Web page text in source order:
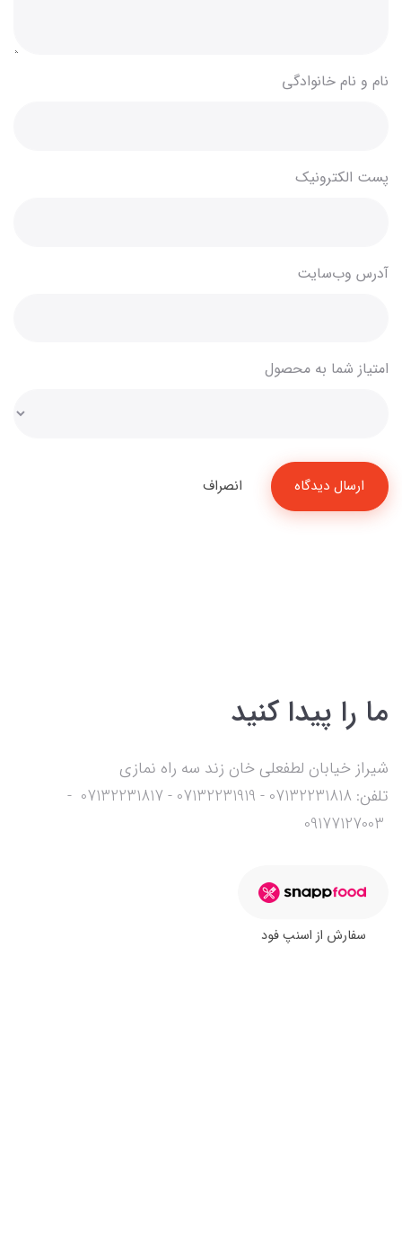
نام و نام خانوادگی
پست الکترونیک
آدرس وب‌سایت
امتیاز شما به محصول
ارسال دیدگاه انصراف
ما را پیدا کنید
شیراز خیابان لطفعلی خان زند سه راه نمازی
تلفن: 07132231818 - 07132231919 - 07132231817 -
سفارش از اسنپ فود